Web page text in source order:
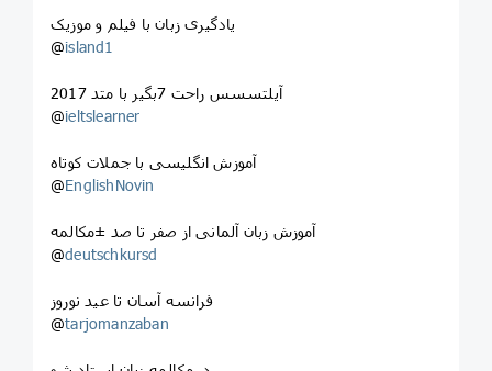
یادگیری زبان با فیلم و موزیک
@island1
آیلتسسس راحت 7بگير با متد 2017
@ieltslearner
آموزش انگلیسی با جملات کوتاه
@EnglishNovin
آموزش زبان آلمانی از صفر تا صد ±مکالمه
@deutschkursd
فرانسه آسان تا عید نوروز
@tarjomanzaban